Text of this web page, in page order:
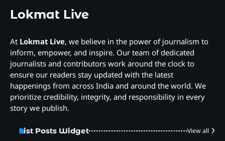
Lokmat Live
At Lokmat Live, we believe in the power of journalism to
inform, empower, and inspire. Our team of dedicated
journalists and contributors work around the clock to
ensure our readers stay updated with the latest
happenings from across India and around the world. We
prioritize credibility, integrity, and responsibility in every
story we publish.
List Posts Widget View all